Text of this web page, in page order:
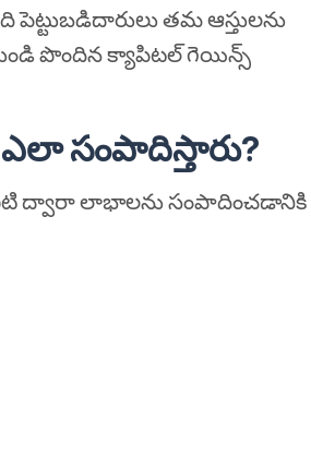
పెట్టుబడిదారులు తమ ఆస్తులను
పొందిన క్యాపిటల్ గెయిన్స్
సంపాదిస్తారు?
వీటి ద్వారా లాభాలను సంపాదించడానికి